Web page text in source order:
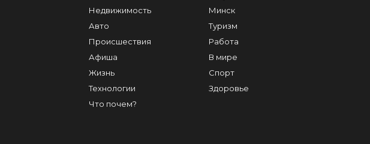
Недвижимость
Авто
Происшествия
Афиша
Жизнь
Технологии
Что почем?
Минск
Туризм
Работа
В мире
Спорт
Здоровье